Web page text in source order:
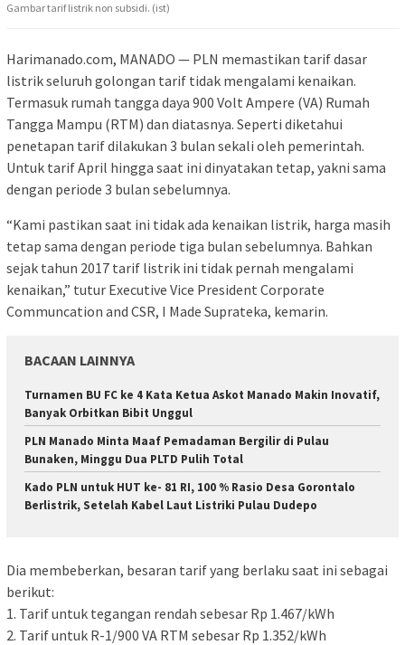
Gambar tarif listrik non subsidi. (ist)
Harimanado.com, MANADO — PLN memastikan tarif dasar
listrik seluruh golongan tarif tidak mengalami kenaikan.
Termasuk rumah tangga daya 900 Volt Ampere (VA) Rumah
Tangga Mampu (RTM) dan diatasnya. Seperti diketahui
penetapan tarif dilakukan 3 bulan sekali oleh pemerintah.
Untuk tarif April hingga saat ini dinyatakan tetap, yakni sama
dengan periode 3 bulan sebelumnya.
“Kami pastikan saat ini tidak ada kenaikan listrik, harga masih
tetap sama dengan periode tiga bulan sebelumnya. Bahkan
sejak tahun 2017 tarif listrik ini tidak pernah mengalami
kenaikan,” tutur Executive Vice President Corporate
Communcation and CSR, I Made Suprateka, kemarin.
BACAAN LAINNYA
Turnamen BU FC ke 4 Kata Ketua Askot Manado Makin Inovatif,
Banyak Orbitkan Bibit Unggul
PLN Manado Minta Maaf Pemadaman Bergilir di Pulau
Bunaken, Minggu Dua PLTD Pulih Total
Kado PLN untuk HUT ke- 81 RI, 100 % Rasio Desa Gorontalo
Berlistrik, Setelah Kabel Laut Listriki Pulau Dudepo
Dia membeberkan, besaran tarif yang berlaku saat ini sebagai
berikut:
1. Tarif untuk tegangan rendah sebesar Rp 1.467/kWh
2. Tarif untuk R-1/900 VA RTM sebesar Rp 1.352/kWh